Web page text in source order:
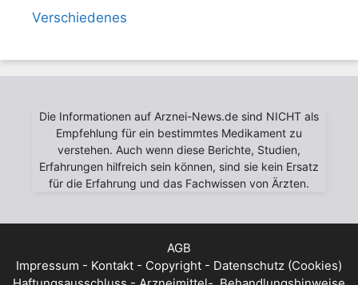
Verschiedenes
Die Informationen auf Arznei-News.de sind NICHT als
Empfehlung für ein bestimmtes Medikament zu
verstehen. Auch wenn diese Berichte, Studien,
Erfahrungen hilfreich sein können, sind sie kein Ersatz
für die Erfahrung und das Fachwissen von Ärzten.
AGB
Impressum - Kontakt - Copyright - Datenschutz (Cookies)